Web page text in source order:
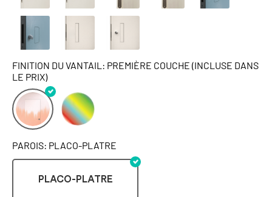
FINITION DU VANTAIL: PREMIÈRE COUCHE (INCLUSE DANS
LE PRIX)
PAROIS: PLACO-PLATRE
PLACO-PLATRE